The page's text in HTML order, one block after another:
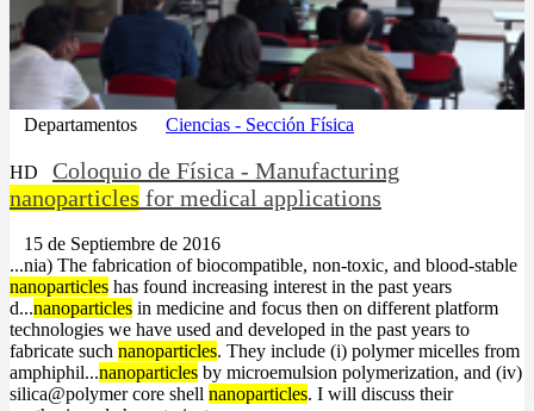
Departamentos Ciencias - Sección Física
HD
Coloquio de Física - Manufacturing
nanoparticles for medical applications
15 de Septiembre de 2016
...nia) The fabrication of biocompatible, non-toxic, and blood-stable
nanoparticles has found increasing interest in the past years
d...nanoparticles in medicine and focus then on different platform
technologies we have used and developed in the past years to
fabricate such nanoparticles. They include (i) polymer micelles from
amphiphil...nanoparticles by microemulsion polymerization, and (iv)
silica@polymer core shell nanoparticles. I will discuss their